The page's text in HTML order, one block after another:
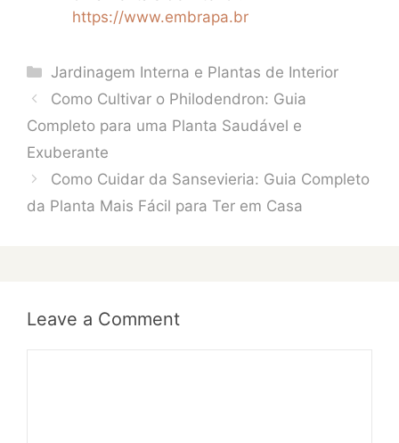
https://www.embrapa.br
Categories
Jardinagem Interna e Plantas de Interior
Como Cultivar o Philodendron: Guia
Completo para uma Planta Saudável e
Exuberante
Como Cuidar da Sansevieria: Guia Completo
da Planta Mais Fácil para Ter em Casa
Leave a Comment